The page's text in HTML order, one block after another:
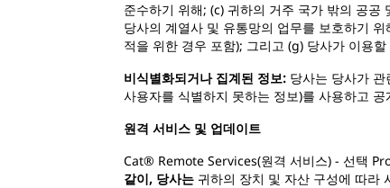
준수하기 위해; (c) 귀하의 거주 국가 밖의 공
당사의 계열사 및 유통망의 업무를 보호하기
적을 위한 경우 포함); 그리고 (g) 당사가 이용
비식별화되거나 집계된 정보: 당사는 당사가
사용자를 식별하지 못하는 정보)를 사용하고
원격 서비스 및 업데이트
Cat® Remote Services(원격 서비스) - 선택
같이, 당사는 귀하의 장치 및 자산 구성에 따라